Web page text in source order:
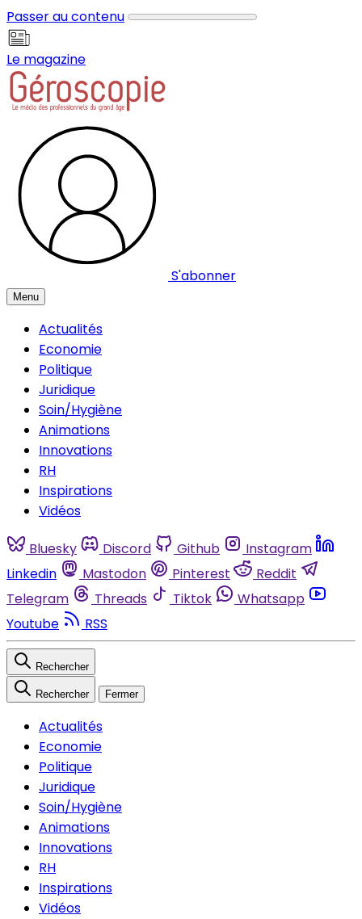
Passer au contenu
Le magazine
S'abonner
Menu
Actualités
Economie
Politique
Juridique
Soin/Hygiène
Animations
Innovations
RH
Inspirations
Vidéos
Bluesky Discord Github
Instagram
Linkedin
Mastodon Pinterest
Reddit
Telegram
Threads Tiktok
Whatsapp
Youtube
RSS
Rechercher
Rechercher Fermer
Actualités
Economie
Politique
Juridique
Soin/Hygiène
Animations
Innovations
RH
Inspirations
Vidéos
Panneau de gestion des cookies